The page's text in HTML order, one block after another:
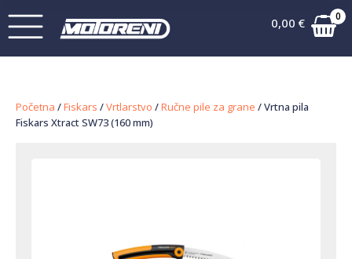
0,00 € 0
Početna /Fiskars /Vrtlarstvo /Ručne pile za grane / Vrtna pila
Fiskars Xtract SW73 (160 mm)